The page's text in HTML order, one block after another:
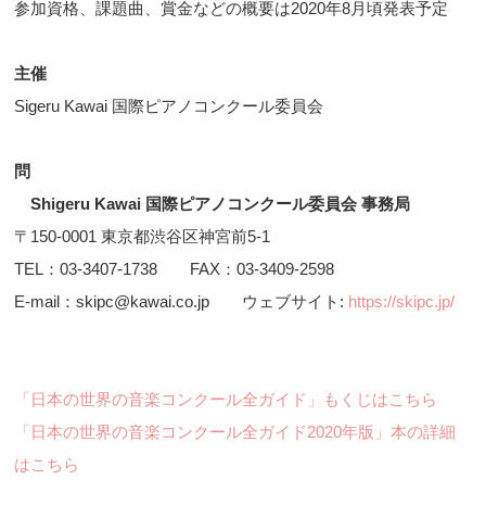
参加資格、課題曲、賞金などの概要は2020年8月頃発表予定
主催
Sigeru Kawai 国際ピアノコンクール委員会
問
Shigeru Kawai 国際ピアノコンクール委員会 事務局
〒150-0001 東京都渋谷区神宮前5-1
TEL：03-3407-1738 FAX：03-3409-2598
E-mail：skipc@kawai.co.jp ウェブサイト: https://skipc.jp/
「日本の世界の音楽コンクール全ガイド」もくじはこちら
「日本の世界の音楽コンクール全ガイド2020年版」本の詳細
はこちら